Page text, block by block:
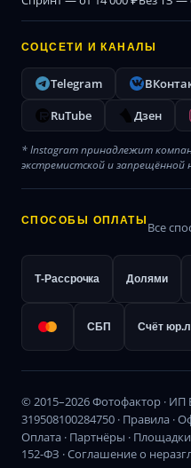
СОЦСЕТИ И КАНАЛЫ
Telegram
RuTube
Дзен
* Instagram принадлежит
экстремистской и
СПОСОБЫ ОПЛАТЫ Все
Т-Рассрочка Долями
СБП Счёт
© 2015–2026 Фотофактор ·
319508100284750 · Правила ·
Оплата · Партнёры · Площадки
152-ФЗ · Соглашение о